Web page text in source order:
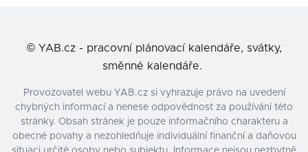
© YAB.cz - pracovní plánovací kalendáře, svátky,
směnné kalendáře.
Provozovatel webu YAB.cz si vyhrazuje právo na uvedení
chybných informací a nenese odpovědnost za používání této
stránky. Obsah stránek je pouze informačního charakteru a
obecné povahy a nezohledňuje individuální finanční a daňovou